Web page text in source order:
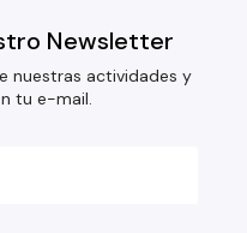
Newsletter
nuestras actividades y
tu e-mail.